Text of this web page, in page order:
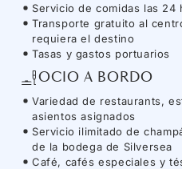
Servicio de comidas las 24
Transporte gratuito al
requiera el destino
Tasas y gastos portuarios
OCIO A BORDO
Variedad de restaurants,
asientos asignados
Servicio ilimitado de
de la bodega de Silversea
Café, cafés especiales y